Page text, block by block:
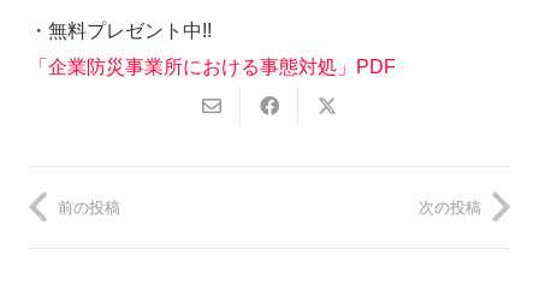
・無料プレゼント中!!
「企業防災事業所における事態対処」PDF
前の投稿 次の投稿